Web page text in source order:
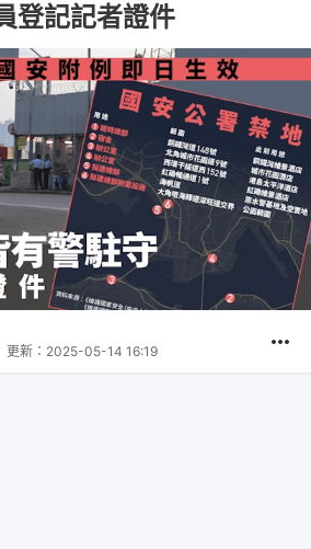
記記者證件
更新： 2025-05-14 16:19